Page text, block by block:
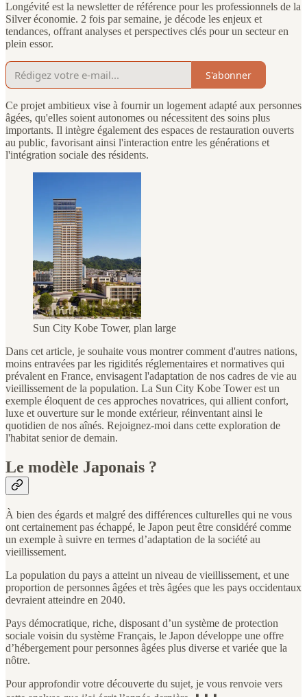
Longévité est la newsletter de référence pour les professionnels de la
Silver économie. 2 fois par semaine, je décode les enjeux et
tendances, offrant analyses et perspectives clés pour un secteur en
plein essor.
S'abonner
Ce projet ambitieux vise à fournir un logement adapté aux personnes
âgées, qu'elles soient autonomes ou nécessitent des soins plus
importants. Il intègre également des espaces de restauration ouverts
au public, favorisant ainsi l'interaction entre les générations et
l'intégration sociale des résidents.
Sun City Kobe Tower, plan large
Dans cet article, je souhaite vous montrer comment d'autres nations,
moins entravées par les rigidités réglementaires et normatives qui
prévalent en France, envisagent l'adaptation de nos cadres de vie au
vieillissement de la population. La Sun City Kobe Tower est un
exemple éloquent de ces approches novatrices, qui allient confort,
luxe et ouverture sur le monde extérieur, réinventant ainsi le
quotidien de nos aînés. Rejoignez-moi dans cette exploration de
l'habitat senior de demain.
Le modèle Japonais ?
À bien des égards et malgré des différences culturelles qui ne vous
ont certainement pas échappé, le Japon peut être considéré comme
un exemple à suivre en termes d’adaptation de la société au
vieillissement.
La population du pays a atteint un niveau de vieillissement, et une
proportion de personnes âgées et très âgées que les pays occidentaux
devraient atteindre en 2040.
Pays démocratique, riche, disposant d’un système de protection
sociale voisin du système Français, le Japon développe une offre
d’hébergement pour personnes âgées plus diverse et variée que la
nôtre.
Pour approfondir votre découverte du sujet, je vous renvoie vers